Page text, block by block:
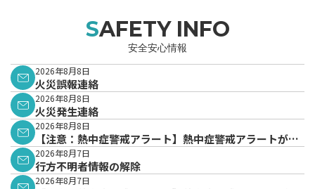
SAFETY INFO
安全安心情報
2026年8月8日
火災誤報連絡
2026年8月8日
火災発生連絡
2026年8月8日
【注意：熱中症警戒アラート】熱中症警戒アラートが発
表されています。
2026年8月7日
行方不明者情報の解除
2026年8月7日